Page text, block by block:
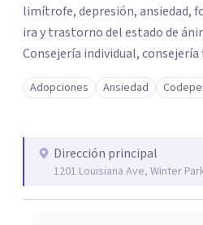
limítrofe, depresión, ansiedad, fobia, TDAH, manejo de la
ira y trastorno del estado de
Consejería individual,
pareja. Ella es muy versada y conocedora de varias
técnicas de asesoramiento
la terapia centrada en
plena y la terapia existencial.
Terapia Centrada. Carmen
brindarles a sus clientes la
Adopciones Ansiedad
Dirección principal
1201 Louisiana Ave, Winter